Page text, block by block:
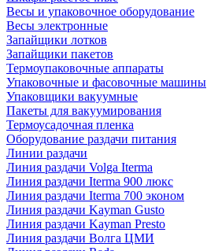
Весы и упаковочное оборудование
Весы электронные
Запайщики лотков
Запайщики пакетов
Термоупаковочные аппараты
Упаковочные и фасовочные машины
Упаковщики вакуумные
Пакеты для вакуумирования
Термоусадочная пленка
Оборудование раздачи питания
Линии раздачи
Линия раздачи Volga Iterma
Линия раздачи Iterma 900 люкс
Линия раздачи Iterma 700 эконом
Линия раздачи Kayman Gusto
Линия раздачи Kayman Presto
Линия раздачи Волга ЦМИ